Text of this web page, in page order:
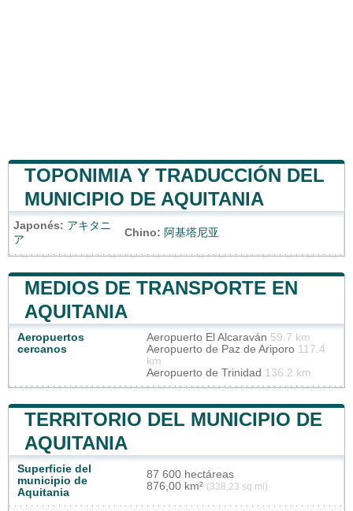
TOPONIMIA Y TRADUCCIÓN DEL
MUNICIPIO DE AQUITANIA
Japonés: アキタニ
ア
Chino: 阿基塔尼亚
MEDIOS DE TRANSPORTE EN
AQUITANIA
Aeropuertos
cercanos
Aeropuerto El Alcaraván 59.7 km
Aeropuerto de Paz de Ariporo 117.4
km
Aeropuerto de Trinidad 136.2 km
TERRITORIO DEL MUNICIPIO DE
AQUITANIA
Superficie del
municipio de
Aquitania
87 600 hectáreas
876,00 km² (338,23 sq mi)